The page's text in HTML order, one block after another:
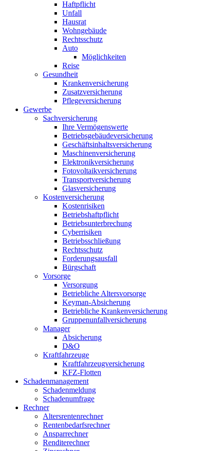
Haftpflicht
Unfall
Hausrat
Wohngebäude
Rechtsschutz
Auto
Möglichkeiten
Reise
Gesundheit
Krankenversicherung
Zusatzversicherung
Pflegeversicherung
Gewerbe
Sachversicherung
Ihre Vermögenswerte
Betriebsgebäudeversicherung
Geschäftsinhaltsversicherung
Maschinenversicherung
Elektronikversicherung
Fotovoltaikversicherung
Transportversicherung
Glasversicherung
Kostenversicherung
Kostenrisiken
Betriebshaftpflicht
Betriebsunterbrechung
Cyberrisiken
Betriebsschließung
Rechtsschutz
Forderungsausfall
Bürgschaft
Vorsorge
Versorgung
Betriebliche Altersvorsorge
Keyman-Absicherung
Betriebliche Krankenversicherung
Gruppenunfallversicherung
Manager
Absicherung
D&O
Kraftfahrzeuge
Kraftfahrzeugversicherung
KFZ-Flotten
Schadenmanagement
Schadenmeldung
Schadenumfrage
Rechner
Altersrentenrechner
Rentenbedarfsrechner
Ansparrechner
Renditerechner